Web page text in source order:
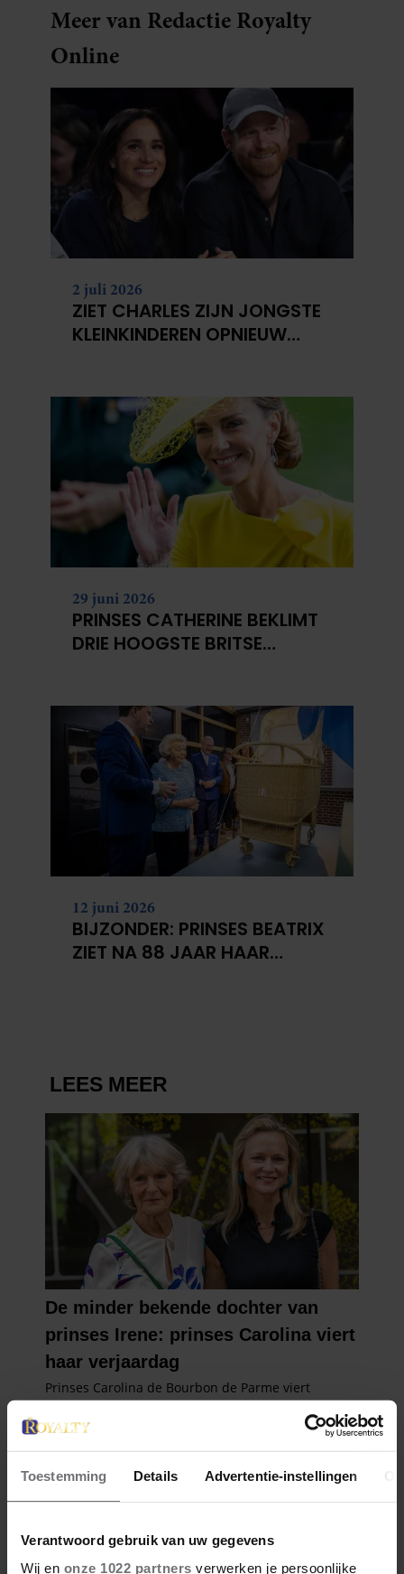
Toestemming Details Advertentie-instellingen
Verantwoord gebruik van uw gegevens
Wij en onze 1022 partners verwerken je persoonlijke
Meer van Redactie Royalty
Online
2 juli 2026
ZIET CHARLES ZIJN JONGSTE
KLEINKINDEREN OPNIEUW
29 juni 2026
PRINSES CATHERINE BEKLIMT
DRIE HOOGSTE BRITSE
12 juni 2026
BIJZONDER: PRINSES BEATRIX
ZIET NA 88 JAAR HAAR